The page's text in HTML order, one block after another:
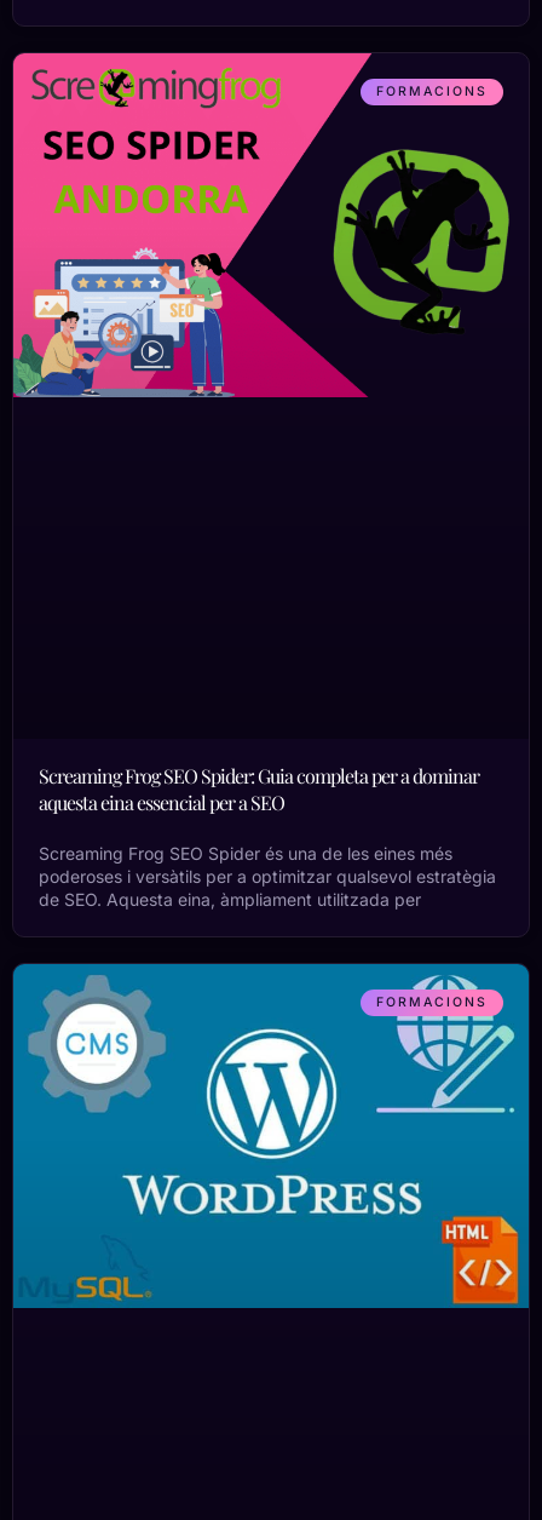
FORMACIONS
Screaming Frog SEO Spider: Guia completa per a dominar
aquesta eina essencial per a SEO
Screaming Frog SEO Spider és una de les eines més
poderoses i versàtils per a optimitzar qualsevol estratègia
de SEO. Aquesta eina, àmpliament utilitzada per
FORMACIONS